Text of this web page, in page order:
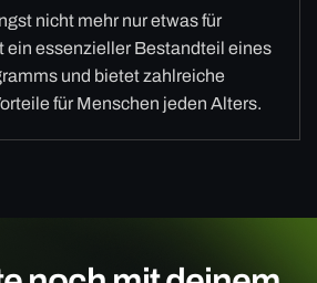
nicht mehr nur etwas für
ein essenzieller Bestandteil eines
und bietet zahlreiche
für Menschen jeden Alters.